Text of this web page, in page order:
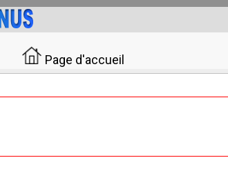
Page d'accueil